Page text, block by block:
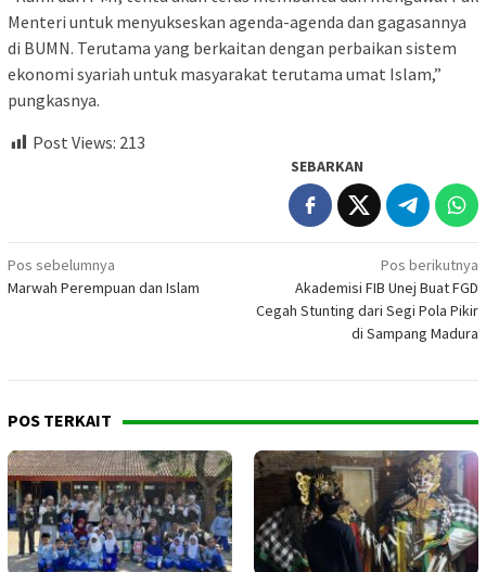
Menteri untuk menyukseskan agenda-agenda dan gagasannya
di BUMN. Terutama yang berkaitan dengan perbaikan sistem
ekonomi syariah untuk masyarakat terutama umat Islam,”
pungkasnya.
Post Views: 213
SEBARKAN
Navigasi
pos
Pos sebelumnya
Marwah Perempuan dan Islam
Pos berikutnya
Akademisi FIB Unej Buat FGD
Cegah Stunting dari Segi Pola Pikir
di Sampang Madura
POS TERKAIT